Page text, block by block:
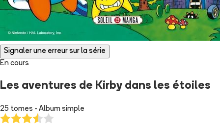
Signaler une erreur sur la série
En cours
Les aventures de Kirby dans les étoiles
25 tomes - Album simple